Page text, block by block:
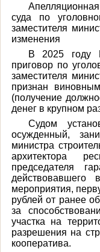
суда по
заместителя
изменения
В 2025 году
приговор по
заместителя
признан
(получение
денег в крупном
Судом
осужденный,
министра
архитектора
председателя
действовавшего
мероприятия,
рублей от ранее
за
участка на
разрешения на
кооператива.